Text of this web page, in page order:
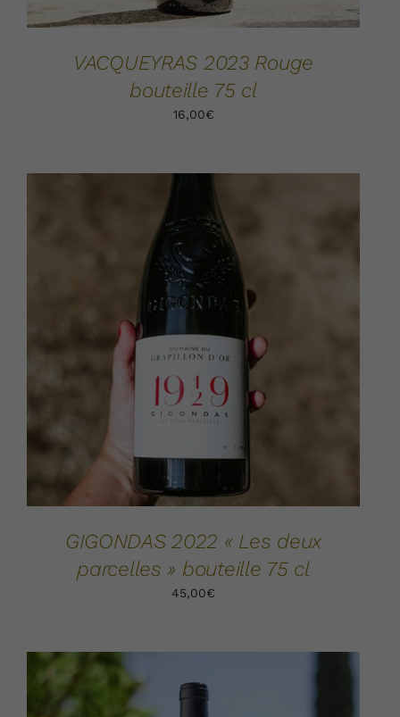
VACQUEYRAS 2023 Rouge
bouteille 75 cl
16,00€
AJOUTER AU PANIER / DÉTAILS
GIGONDAS 2022 « Les deux
parcelles » bouteille 75 cl
45,00€